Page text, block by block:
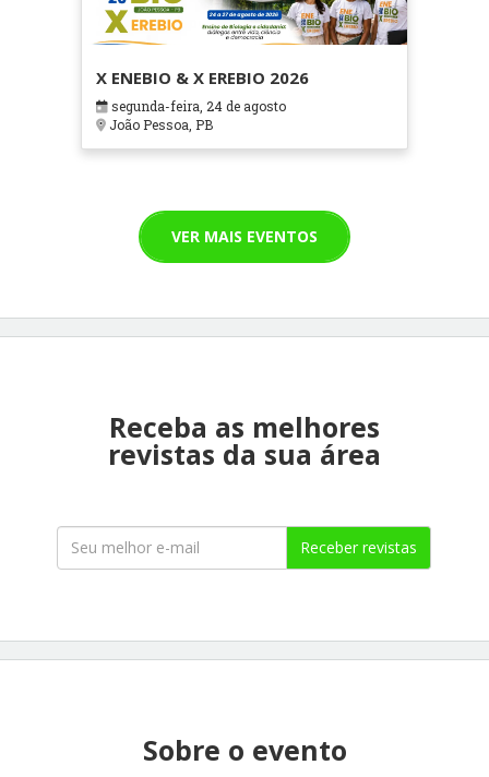
X ENEBIO & X EREBIO 2026
segunda-feira, 24 de agosto
João Pessoa, PB
VER MAIS EVENTOS
Receba as melhores
revistas da sua área
Receber revistas
Sobre o evento